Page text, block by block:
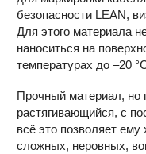
безопасности LEAN,
Для этого материала
наноситься на
температурах до –20
Прочный материал, но
растягивающийся, с
всё это позволяет
сложных, неровных,